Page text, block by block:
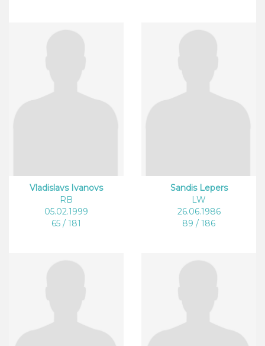
Vladislavs Ivanovs
RB
05.02.1999
65 / 181
Sandis Lepers
LW
26.06.1986
89 / 186